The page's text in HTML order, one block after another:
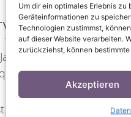
Um dir ein optimales Erlebnis
Geräteinformationen zu
Technologien zustimmst,
auf dieser Website verarbeiten.
zurückziehst, können
Akzeptieren
2018
die Wold
Center in North
Dressur, Springen